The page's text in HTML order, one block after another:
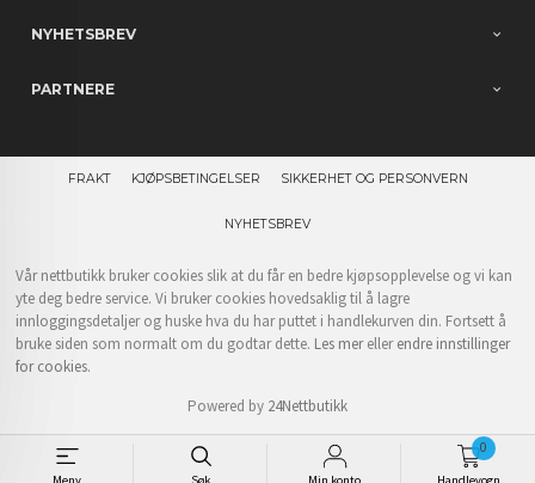
0
NYHETSBREV
PARTNERE
FRAKT KJØPSBETINGELSER SIKKERHET OG PERSONVERN
NYHETSBREV
Vår nettbutikk bruker cookies slik at du får en bedre kjøpsopplevelse og vi kan
yte deg bedre service. Vi bruker cookies hovedsaklig til å lagre
innloggingsdetaljer og huske hva du har puttet i handlekurven din. Fortsett å
bruke siden som normalt om du godtar dette. Les merellerendre innstillinger
for cookies.
Powered by 24Nettbutikk